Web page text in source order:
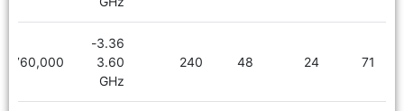
71
24
48
240
3.36-
3.60
GHz
2,760,000